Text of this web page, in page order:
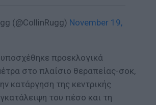
(@CollinRugg) November 19,
προεκλογικά
στο πλαίσιο θεραπείας-σοκ,
κατάργηση της κεντρικής
του πέσο και τη